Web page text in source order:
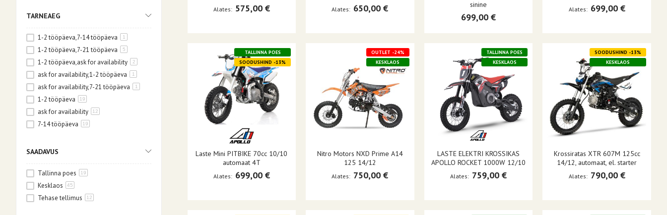
Alates 575,00 € Alates 650,00 €
sinine
699,00 €
Alates 699,00 €
TALLINNA POES
SOODUSHIND -13%
Laste Mini PITBIKE 70cc 10/10
automaat 4T
Alates 699,00 €
OUTLET -24%
KESKLAOS
Nitro Motors NXD Prime A14
125 14/12
Alates 750,00 €
TALLINNA POES
KESKLAOS
LASTE ELEKTRI KROSSIKAS
APOLLO ROCKET 1000W 12/10
Alates 759,00 €
SOODUSHIND -13%
KESKLAOS
Krossiratas XTR 607M 125cc
14/12, automaat, el. starter
Alates 790,00 €
TARNEAEG
1-2 tööpäeva,7-14 tööpäeva 1
1-2 tööpäeva,7-21 tööpäeva 5
1-2 tööpäeva,ask for availability 2
ask for availability,1-2 tööpäeva 1
ask for availability,7-21 tööpäeva 1
1-2 tööpäeva 19
ask for availability 12
7-14 tööpäeva 19
14-21 tööpäeva
SAADAVUS
Tallinna poes 19
Kesklaos 45
Tehase tellimus 12